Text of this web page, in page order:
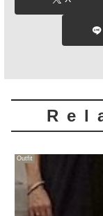
Outfit